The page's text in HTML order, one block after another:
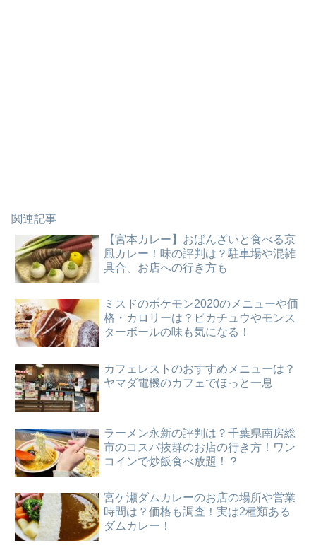
関連記事
【宮本カレー】おばんざいと食べる京
風カレー！味の評判は？駐車場や混雑
具合、お店への行き方も
ミスドのポケモン2020のメニューや価
格・カロリーは？ピカチュウやモンス
ターボールの味も気になる！
カフェレストのおすすめメニューは？
ヤマダ電機のカフェでほっと一息
ラーメン永新の評判は？千葉県南房総
市のコスパ抜群のお店の行き方！ワン
コインで炒飯食べ放題！？
宮ケ瀬ダムカレーのお店の場所や営業
時間は？価格も調査！実は2種類ある
ダムカレー！